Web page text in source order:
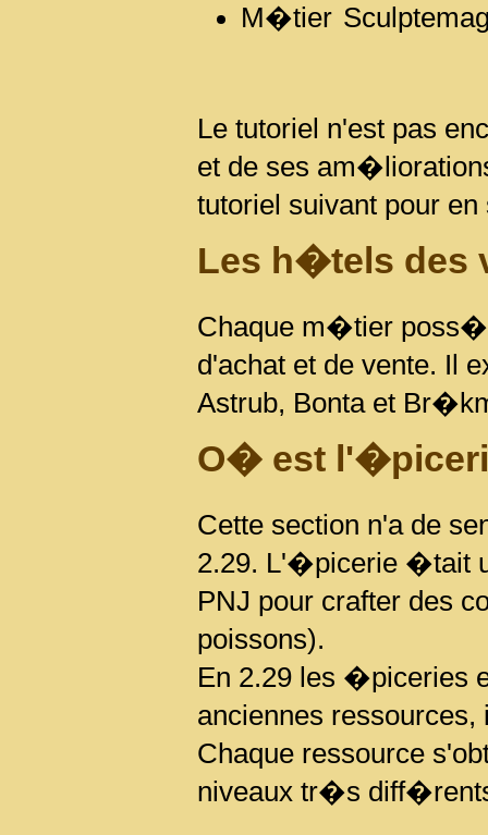
Le tutoriel n'est pas
et de ses
tutoriel suivant pour
Les h�tels des
Chaque m�tier
d'achat et de vente. Il
Astrub, Bonta et
O� est
Cette section n'a de
2.29. L'�picerie �tait
PNJ pour crafter des
poissons).
En 2.29 les �piceries
anciennes
Chaque ressource
niveaux tr�s